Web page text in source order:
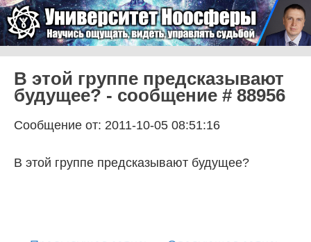
Университет Ноосферы
В этой группе предсказывают
будущее? - сообщение # 88956
Сообщение от: 2011-10-05 08:51:16
В этой группе предсказывают будущее?